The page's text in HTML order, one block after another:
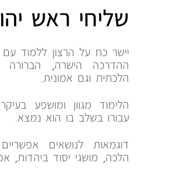
שליחי ראש
יישר כח על הרצון ללמוד
ההדרכה הישרה,
הלכתית וגם אמונית.
הלימוד מגוון ומושפע
עבורו בשלב בו הוא נמצא.
דוגמאות לנושאים
הלכה, מושגי יסוד ביהדות,